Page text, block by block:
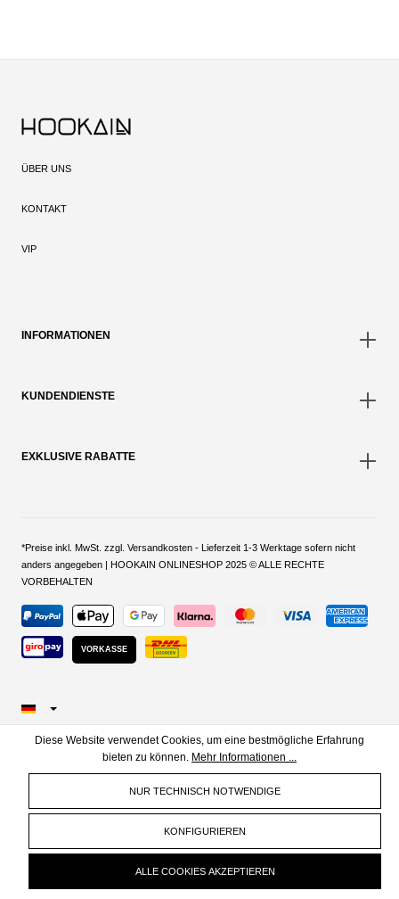
ÜBER UNS
KONTAKT
VIP
INFORMATIONEN
KUNDENDIENSTE
EXKLUSIVE RABATTE
*Preise inkl. MwSt. zzgl. Versandkosten - Lieferzeit 1-3 Werktage sofern nicht
anders angegeben | HOOKAIN ONLINESHOP 2025 © ALLE RECHTE
VORBEHALTEN
VORKASSE
Diese Website verwendet Cookies, um eine bestmögliche Erfahrung
bieten zu können. Mehr Informationen ...
NUR TECHNISCH NOTWENDIGE
KONFIGURIEREN
ALLE COOKIES AKZEPTIEREN